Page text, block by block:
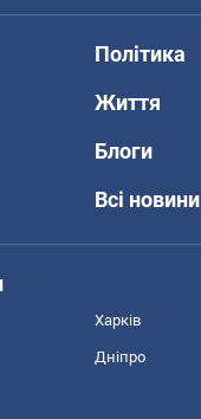
Політика
Життя
Блоги
Всі новини
Харків
Дніпро